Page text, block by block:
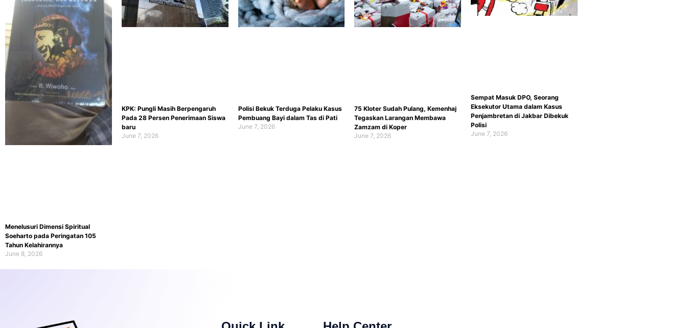
Menelusuri Dimensi Spiritual
Soeharto pada Peringatan 105
Tahun Kelahirannya
June 8, 2026
KPK: Pungli Masih Berpengaruh
Pada 28 Persen Penerimaan Siswa
baru
June 7, 2026
Polisi Bekuk Terduga Pelaku Kasus
Pembuang Bayi dalam Tas di Pati
June 7, 2026
75 Kloter Sudah Pulang, Kemenhaj
Tegaskan Larangan Membawa
Zamzam di Koper
June 7, 2026
Sempat Masuk DPO, Seorang
Eksekutor Utama dalam Kasus
Penjambretan di Jakbar Dibekuk
Polisi
June 7, 2026